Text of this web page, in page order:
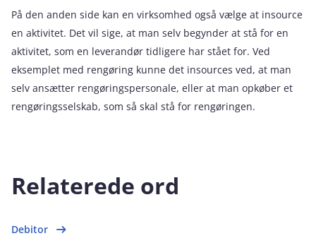
På den anden side kan en virksomhed også vælge at insource
en aktivitet. Det vil sige, at man selv begynder at stå for en
aktivitet, som en leverandør tidligere har stået for. Ved
eksemplet med rengøring kunne det insources ved, at man
selv ansætter rengøringspersonale, eller at man opkøber et
rengøringsselskab, som så skal stå for rengøringen.
Relaterede ord
Debitor